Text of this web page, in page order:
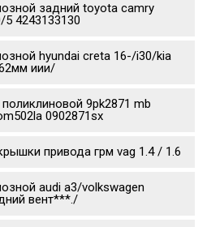
задний toyota camry
4243133130
hyundai creta 16-/i30/kia
иии/
9pk2871 mb
0902871sx
привода грм vag 1.4 / 1.6
audi a3/volkswagen
вент***./